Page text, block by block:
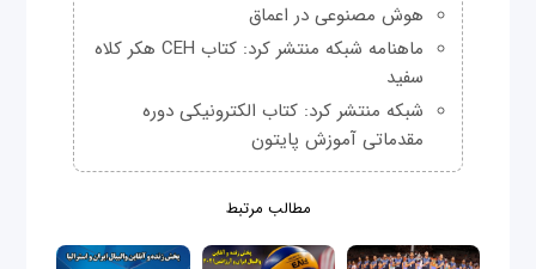
هوش مصنوعی در اعماق
ماهنامه شبکه منتشر کرد: کتاب CEH هکر کلاه
سفید
شبکه منتشر کرد: کتاب الکترونیکی دوره
مقدماتی آموزش پایتون
مطالب مرتبط